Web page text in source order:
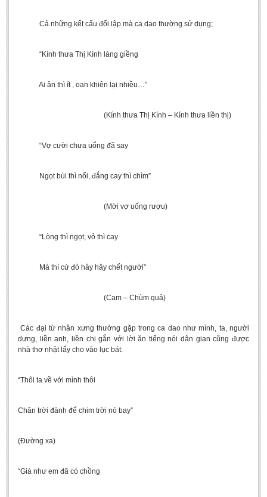
Cả những kết cấu đối lập mà ca dao thường sử dụng;
“Kính thưa Thị Kính láng giềng
Ai ân thì ít , oan khiên lại nhiều…”
(Kính thưa Thị Kính – Kính thưa liền thị)
“Vợ cười chưa uống đã say
Ngọt bùi thì nổi, đắng cay thì chìm”
(Mời vợ uống rượu)
“Lòng thì ngọt, vỏ thì cay
Má thì cứ đỏ hây hây chết người”
(Cam – Chùm quả)
Các đại từ nhân xưng thường gặp trong ca dao như mình, ta, người
dưng, liền anh, liền chị gắn với lời ăn tiếng nói dân gian cũng được
nhà thơ nhặt lấy cho vào lục bát:
“Thôi ta về với mình thôi
Chân trời đành để chim trời nó bay”
(Đường xa)
“Giá như em đã có chồng